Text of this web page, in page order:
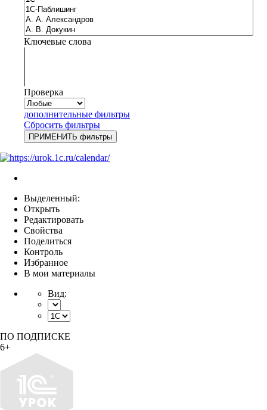
Ключевые слова
Проверка
дополнительные фильтры
Сбросить фильтры
Выделенный:
Открыть
Редактировать
Свойства
Поделиться
Контроль
Избранное
В мои материалы
Вид:
ПО ПОДПИСКЕ
6+